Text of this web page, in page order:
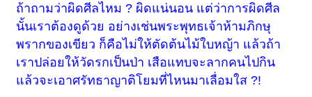
ถ้าถามว่าผิดศีลไหม ? ผิดแน่นอน แต่ว่าการผิดศีล
นั้นเราต้องดูด้วย อย่างเช่นพระพุทธเจ้าห้ามภิกษุ
พรากของเขียว ก็คือไม่ให้ตัดต้นไม้ใบหญ้า แล้วถ้า
เราปล่อยให้วัดรกเป็นป่า เสือแทบจะลากคนไปกิน
แล้วจะเอาศรัทธาญาติโยมที่ไหนมาเลื่อมใส ?!